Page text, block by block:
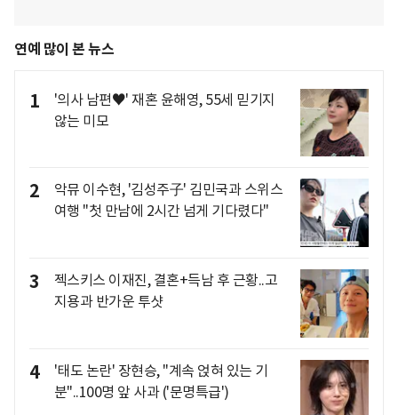
연예 많이 본 뉴스
1
'의사 남편♥' 재혼 윤해영, 55세 믿기지
않는 미모
2
악뮤 이수현, '김성주子' 김민국과 스위스
여행 "첫 만남에 2시간 넘게 기다렸다"
3
젝스키스 이재진, 결혼+득남 후 근황..고
지용과 반가운 투샷
4
'태도 논란' 장현승, "계속 얹혀 있는 기
분"..100명 앞 사과 ('문명특급')